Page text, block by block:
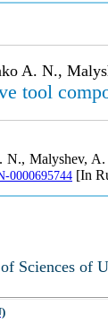
A. N.,
tool
Malyshev,
0000695744[In
Sciences of